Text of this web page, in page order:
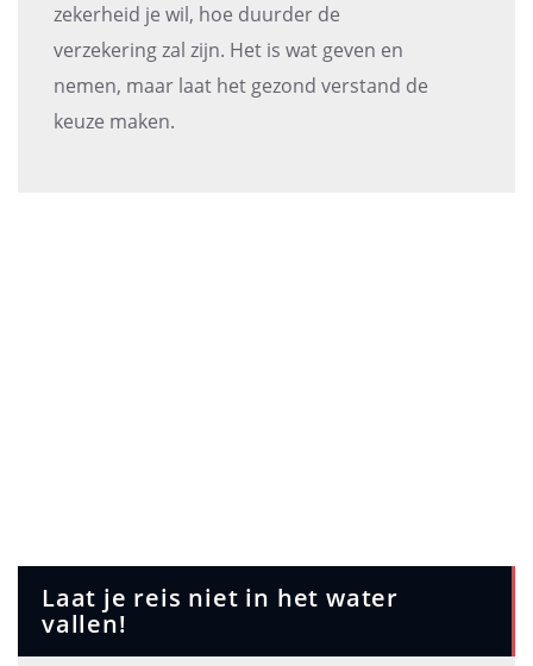
zekerheid je wil, hoe duurder de
verzekering zal zijn. Het is wat geven en
nemen, maar laat het gezond verstand de
keuze maken.
Laat je reis niet in het water
vallen!